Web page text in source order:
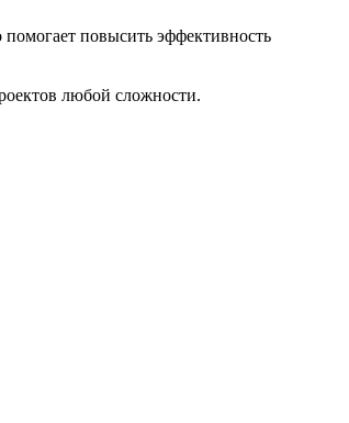
повысить эффективность
любой сложности.